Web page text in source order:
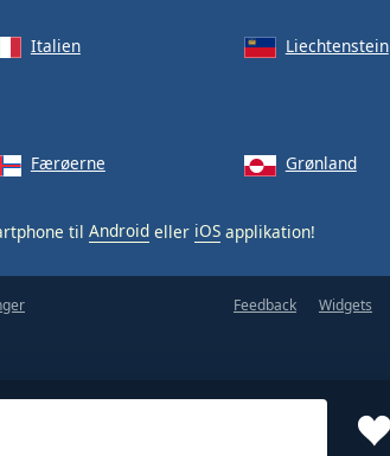
Italien Liechtenstein
Færøerne Grønland
til Android eller iOS applikation!
Feedback Widgets